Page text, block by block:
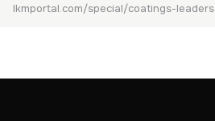
lkmportal.com/special/coatings-leaders